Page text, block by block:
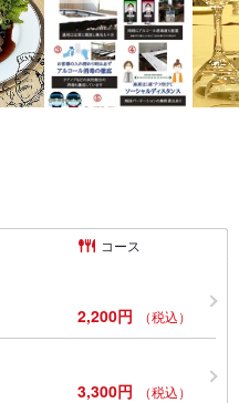
コース
2,200円 （税込）
3,300円 （税込）